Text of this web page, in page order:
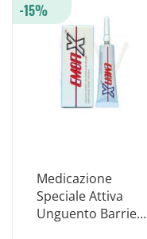
Medicazione
Speciale Attiva
Unguento Barriera
-15%